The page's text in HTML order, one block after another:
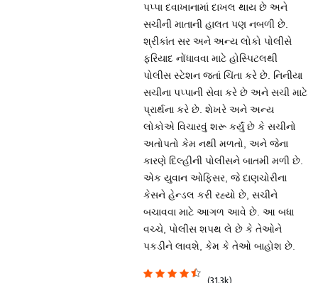
પપ્પા દવાખાનામાં દાખલ થાય છે અને
સચીની માતાની હાલત પણ નબળી છે.
શ્રીકાંત સર અને અન્ય લોકો પોલીસે
ફરિયાદ નોંધાવવા માટે હોસ્પિટલથી
પોલીસ સ્ટેશન જતાં ચિંતા કરે છે. નિનીયા
સચીના પપ્પાની સેવા કરે છે અને સચી માટે
પ્રાર્થના કરે છે. શેખરે અને અન્ય
લોકોએ વિચારવું શરૂ કર્યું છે કે સચીનો
અતોપતો કેમ નથી મળતો, અને જેના
કારણે દિલ્હીની પોલીસને બાતમી મળી છે.
એક યુવાન ઓફિસર, જે દાણચોરીના
કેસને હેન્ડલ કરી રહ્યો છે, સચીને
બચાવવા માટે આગળ આવે છે. આ બધા
વચ્ચે, પોલીસ શપથ લે છે કે તેઓને
પકડીને લાવશે, કેમ કે તેઓ બાહોશ છે.